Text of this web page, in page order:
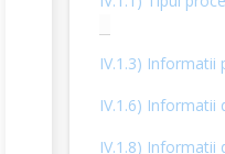
IV.1.3) Informatii
IV.1.6) Informatii
IV.1.8) Informatii